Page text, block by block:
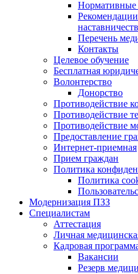
Нормативные
Перечень
Контакты
Целевое обучение
Бесплатная
Волонтерство
Донорство
Противодействие
Противодействие
Противодействие
Предоставление
Интернет-приемная
Прием граждан
Политика
Политика
Модернизация ПЗЗ
Специалистам
Аттестация
Личная
Кадровая
Вакансии
Резерв